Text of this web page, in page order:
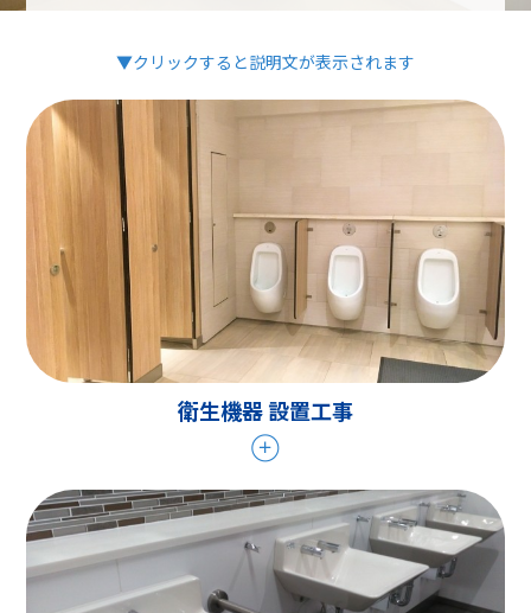
▼クリックすると説明文が表示されます
衛生機器 設置工事